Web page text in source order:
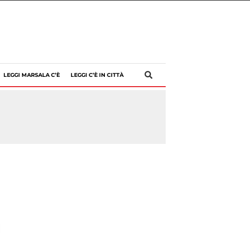
LEGGI MARSALA C’È LEGGI C’È IN CITTÀ